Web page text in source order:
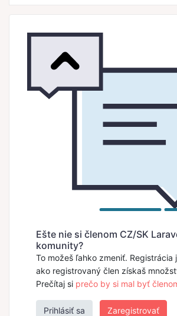
Ešte nie si členom CZ/SK
komunity?
To možeš ľahko zmeniť. Registrácia
ako registrovaný člen získaš
Prečítaj si prečo by si mal byť
Prihlásiť sa Zaregistrovať